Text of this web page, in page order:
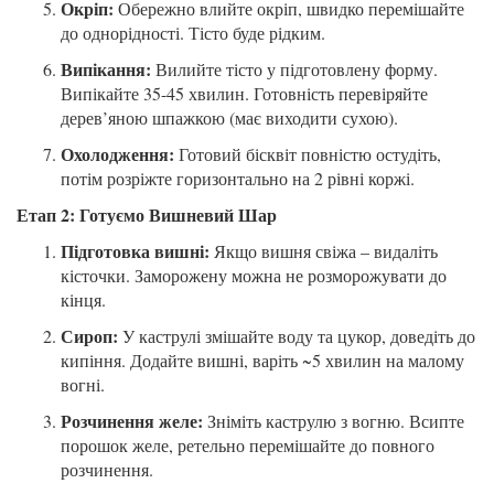
Окріп: Обережно влийте окріп, швидко перемішайте
до однорідності. Тісто буде рідким.
Випікання: Вилийте тісто у підготовлену форму.
Випікайте 35-45 хвилин. Готовність перевіряйте
дерев’яною шпажкою (має виходити сухою).
Охолодження: Готовий бісквіт повністю остудіть,
потім розріжте горизонтально на 2 рівні коржі.
Етап 2: Готуємо Вишневий Шар
Підготовка вишні: Якщо вишня свіжа – видаліть
кісточки. Заморожену можна не розморожувати до
кінця.
Сироп: У каструлі змішайте воду та цукор, доведіть до
кипіння. Додайте вишні, варіть ~5 хвилин на малому
вогні.
Розчинення желе: Зніміть каструлю з вогню. Всипте
порошок желе, ретельно перемішайте до повного
розчинення.